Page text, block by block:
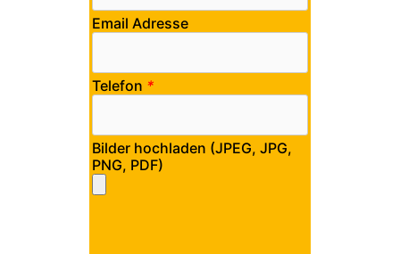
Email Adresse
Telefon *
Bilder hochladen (JPEG, JPG,
PNG, PDF)